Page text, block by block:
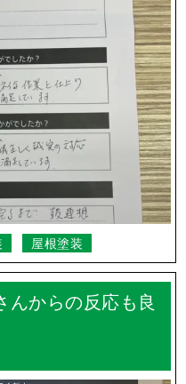
屋根塗装
んからの反応も良